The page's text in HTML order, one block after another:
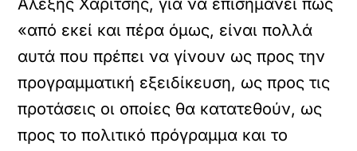
Αλέξης Χαρίτσης, για να επισημάνει πως
«από εκεί και πέρα όμως, είναι πολλά
αυτά που πρέπει να γίνουν ως προς την
προγραμματική εξειδίκευση, ως προς τις
προτάσεις οι οποίες θα κατατεθούν, ως
προς το πολιτικό πρόγραμμα και το